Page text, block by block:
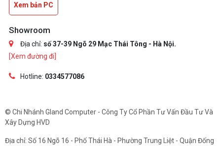
Xem bản PC
Showroom
Địa chỉ: số 37-39 Ngõ 29 Mạc Thái Tông - Hà Nội.
[Xem đường đi]
Hotline: 0334577086
© Chi Nhánh Gland Computer - Công Ty Cổ Phần Tư Vấn Đầu Tư Và
Xây Dựng HVD
Địa chỉ: Số 16 Ngõ 16 - Phố Thái Hà - Phường Trung Liệt - Quận Đống